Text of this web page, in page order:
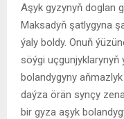
Aşyk gyzynyň doglan
Maksadyň şatlygyna
ýaly boldy. Onuň
söýgi uçgunjyklarynyň
bolandygyny
daýza örän synçy
bir gyza aşyk